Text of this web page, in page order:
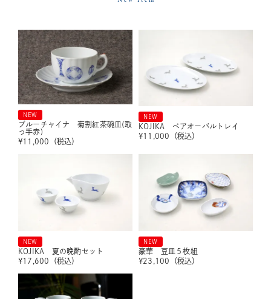
NEW
ブルーチャイナ 菊割紅茶碗皿(取
っ手赤)
¥11,000 （税込）
NEW
KOJIKA ペアオーバルトレイ
¥11,000 （税込）
NEW
KOJIKA 夏の晩酌セット
¥17,600 （税込）
NEW
豪華 豆皿５枚組
¥23,100 （税込）